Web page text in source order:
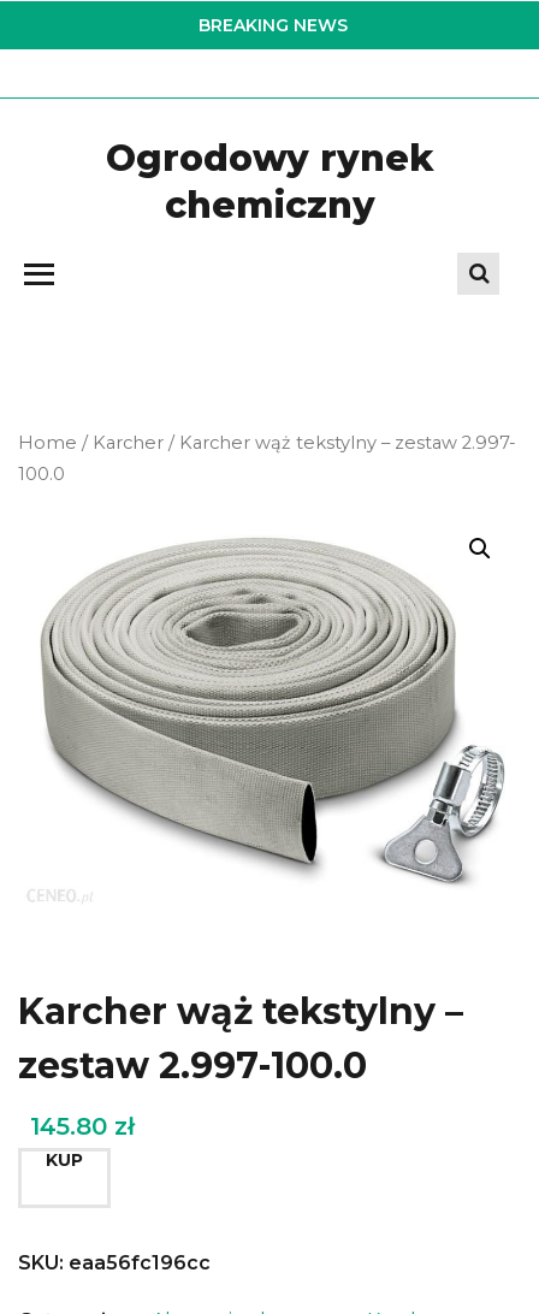
to
BREAKING NEWS
Ogrodowy rynek
chemiczny
Home / Karcher / Karcher wąż tekstylny – zestaw 2.997-
100.0
Karcher wąż tekstylny –
zestaw 2.997-100.0
145.80 zł
KUP
SKU: eaa56fc196cc